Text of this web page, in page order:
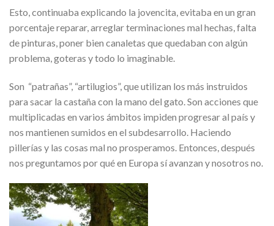
Esto, continuaba explicando la jovencita, evitaba en un gran
porcentaje reparar, arreglar terminaciones mal hechas, falta
de pinturas, poner bien canaletas que quedaban con algún
problema, goteras y todo lo imaginable.
Son “patrañas”, “artilugios”, que utilizan los más instruidos
para sacar la castaña con la mano del gato. Son acciones que
multiplicadas en varios ámbitos impiden progresar al país y
nos mantienen sumidos en el subdesarrollo. Haciendo
pillerías y las cosas mal no prosperamos. Entonces, después
nos preguntamos por qué en Europa sí avanzan y nosotros no.